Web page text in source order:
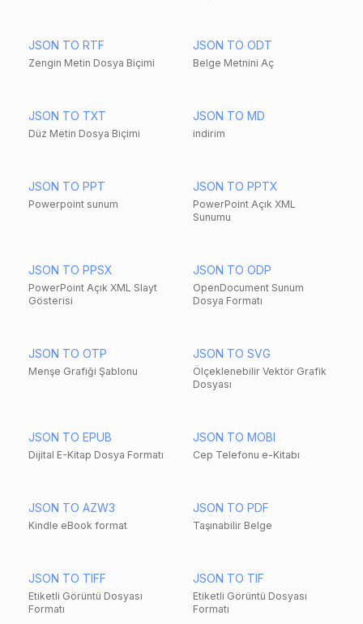
JSON TO RTF
Zengin Metin Dosya Biçimi
JSON TO ODT
Belge Metnini Aç
JSON TO TXT
Düz Metin Dosya Biçimi
JSON TO MD
indirim
JSON TO PPT
Powerpoint sunum
JSON TO PPTX
PowerPoint Açık XML
Sunumu
JSON TO PPSX
PowerPoint Açık XML Slayt
Gösterisi
JSON TO ODP
OpenDocument Sunum
Dosya Formatı
JSON TO OTP
Menşe Grafiği Şablonu
JSON TO SVG
Ölçeklenebilir Vektör Grafik
Dosyası
JSON TO EPUB
Dijital E-Kitap Dosya Formatı
JSON TO MOBI
Cep Telefonu e-Kitabı
JSON TO AZW3
Kindle eBook format
JSON TO PDF
Taşınabilir Belge
JSON TO TIFF
Etiketli Görüntü Dosyası
Formatı
JSON TO TIF
Etiketli Görüntü Dosyası
Formatı